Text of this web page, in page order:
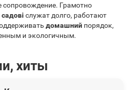
сопровождение. Грамотно
служат долго, работают
домашний порядок,
и экологичным.
хиты